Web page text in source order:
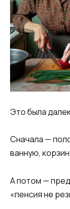
Это была
Сначала —
ванную,
А потом —
«пенсия не